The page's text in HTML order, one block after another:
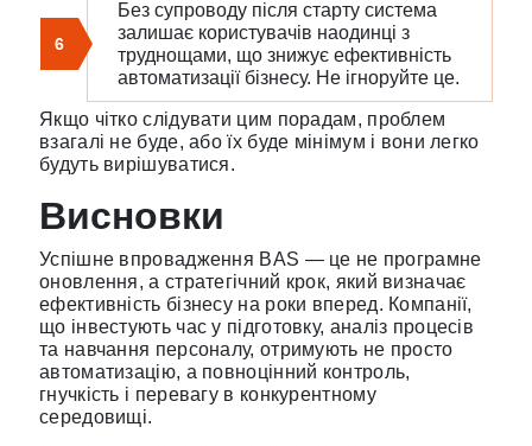
6
Без супроводу після старту система
залишає користувачів наодинці з
труднощами, що знижує ефективність
автоматизації бізнесу. Не ігноруйте це.
Якщо чітко слідувати цим порадам, проблем
взагалі не буде, або їх буде мінімум і вони легко
будуть вирішуватися.
Висновки
Успішне впровадження BAS — це не програмне
оновлення, а стратегічний крок, який визначає
ефективність бізнесу на роки вперед. Компанії,
що інвестують час у підготовку, аналіз процесів
та навчання персоналу, отримують не просто
автоматизацію, а повноцінний контроль,
гнучкість і перевагу в конкурентному
середовищі.